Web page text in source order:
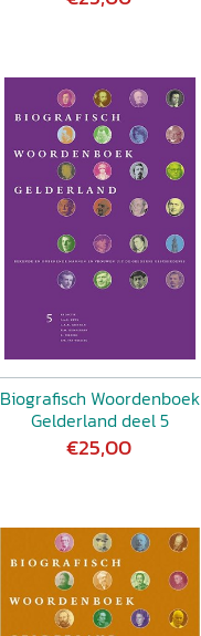
Biografisch Woordenboek
Gelderland deel 5
€25,00